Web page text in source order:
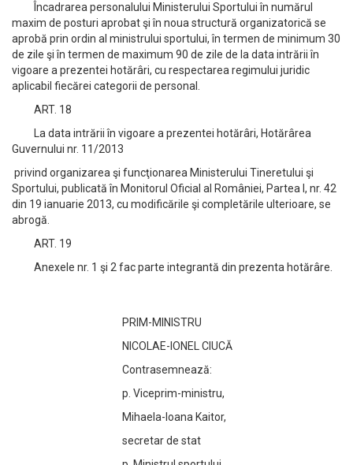
Încadrarea personalului Ministerului Sportului în numărul
maxim de posturi aprobat şi în noua structură organizatorică se
aprobă prin ordin al ministrului sportului, în termen de minimum 30
de zile şi în termen de maximum 90 de zile de la data intrării în
vigoare a prezentei hotărâri, cu respectarea regimului juridic
aplicabil fiecărei categorii de personal.
ART. 18
La data intrării în vigoare a prezentei hotărâri, Hotărârea
Guvernului nr. 11/2013
privind organizarea şi funcţionarea Ministerului Tineretului şi
Sportului, publicată în Monitorul Oficial al României, Partea I, nr. 42
din 19 ianuarie 2013, cu modificările şi completările ulterioare, se
abrogă.
ART. 19
Anexele nr. 1 şi 2 fac parte integrantă din prezenta hotărâre.
PRIM-MINISTRU
NICOLAE-IONEL CIUCĂ
Contrasemnează:
p. Viceprim-ministru,
Mihaela-Ioana Kaitor,
secretar de stat